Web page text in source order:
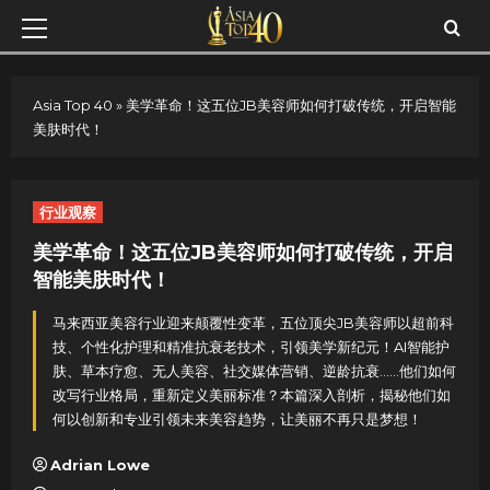
Skip
Primary
Asia Top 40 »美学革命！这五位JB美容师如何打破传统，开启智能
美肤时代！
行业观察
美学革命！这五位JB美容师如何打破传统，开启
智能美肤时代！
马来西亚美容行业迎来颠覆性变革，五位顶尖JB美容师以超前科
技、个性化护理和精准抗衰老技术，引领美学新纪元！AI智能护
肤、草本疗愈、无人美容、社交媒体营销、逆龄抗衰……他们如何
改写行业格局，重新定义美丽标准？本篇深入剖析，揭秘他们如
何以创新和专业引领未来美容趋势，让美丽不再只是梦想！
Adrian Lowe